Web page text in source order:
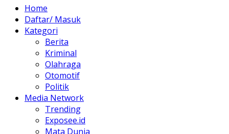
Home
Daftar/ Masuk
Kategori
Berita
Kriminal
Olahraga
Otomotif
Politik
Media Network
Trending
Exposee.id
Mata Dunia